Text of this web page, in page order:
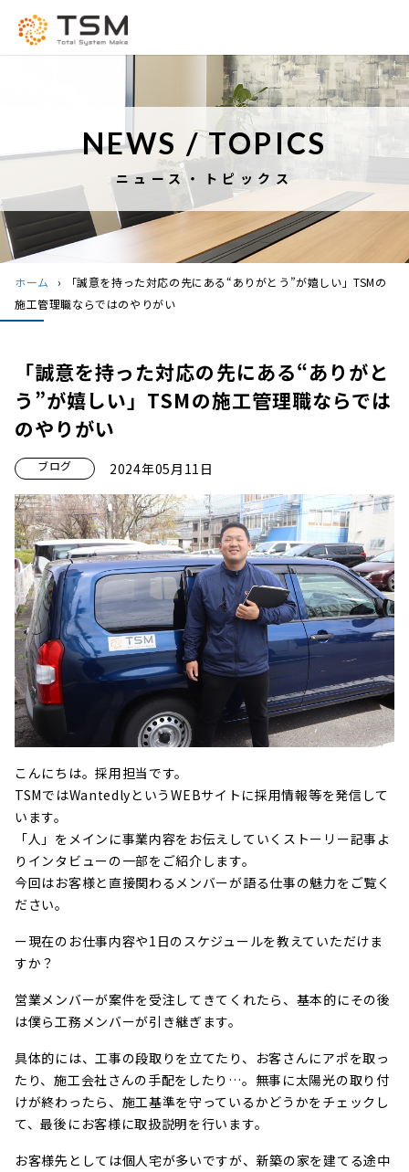
NEWS / TOPICS
ニュース・トピックス
ホーム ›
「誠意を持った対応の先にある“ありがとう”が嬉しい」TSMの
施工管理職ならではのやりがい
「誠意を持った対応の先にある“ありがと
う”が嬉しい」TSMの施工管理職ならでは
のやりがい
ブログ 2024年05月11日
こんにちは。採用担当です。
TSMではWantedlyというWEBサイトに採用情報等を発信して
います。
「人」をメインに事業内容をお伝えしていくストーリー記事よ
りインタビューの一部をご紹介します。
今回はお客様と直接関わるメンバーが語る仕事の魅力をご覧く
ださい。
ー現在のお仕事内容や1日のスケジュールを教えていただけま
すか？
営業メンバーが案件を受注してきてくれたら、基本的にその後
は僕ら工務メンバーが引き継ぎます。
具体的には、工事の段取りを立てたり、お客さんにアポを取っ
たり、施工会社さんの手配をしたり…。無事に太陽光の取り付
けが終わったら、施工基準を守っているかどうかをチェックし
て、最後にお客様に取扱説明を行います。
お客様先としては個人宅が多いですが、新築の家を建てる途中